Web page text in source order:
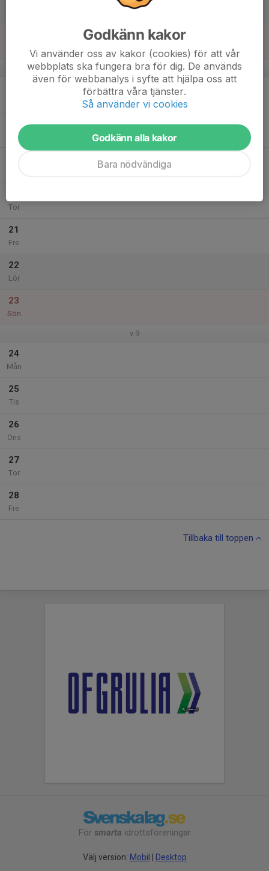
v.8
Tis
Tor
21
Fre
22
Lör
23
Sön
v.9
24
Mån
25
Tis
26
Ons
27
Tor
28
Fre
Tillbaka till toppen
För smarta idrottsföreningar
Välj version: Mobil Desktop
Godkänn kakor
Vi använder oss av kakor (cookies) för att vår
webbplats ska fungera bra för dig. De används
även för webbanalys i syfte att hjälpa oss att
förbättra våra tjänster.
Så använder vi cookies
Godkänn alla kakor
Bara nödvändiga